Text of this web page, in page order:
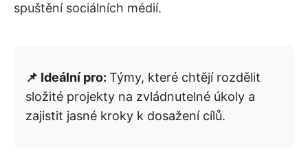
spuštění sociálních médií.
📌 Ideální pro: Týmy, které chtějí rozdělit
složité projekty na zvládnutelné úkoly a
zajistit jasné kroky k dosažení cílů.